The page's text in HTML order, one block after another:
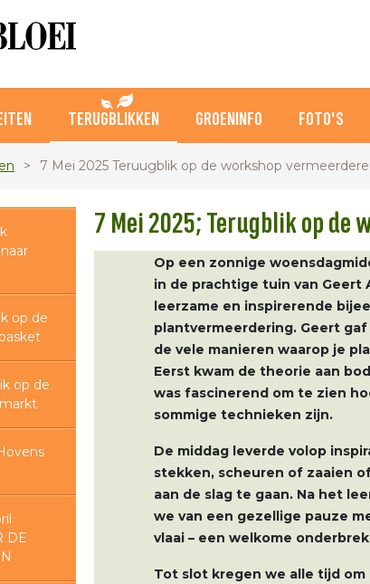
TERUGBLIKKEN GROENINFO FOTO'S
7 Mei 2025 Teruugblik op de workshop
op de
op de
DE
7 Mei 2025; Terugblik op
Op een zonnige
in de prachtige tuin van Geert
leerzame en inspirerende
plantvermeerdering. Geert
de vele manieren waarop je
Eerst kwam de theorie aan
was fascinerend om te zien
sommige technieken zijn.
De middag leverde volop
stekken, scheuren of zaaien
aan de slag te gaan. Na het
we van een gezellige pauze
vlaai – een welkome
Tot slot kregen we alle tijd